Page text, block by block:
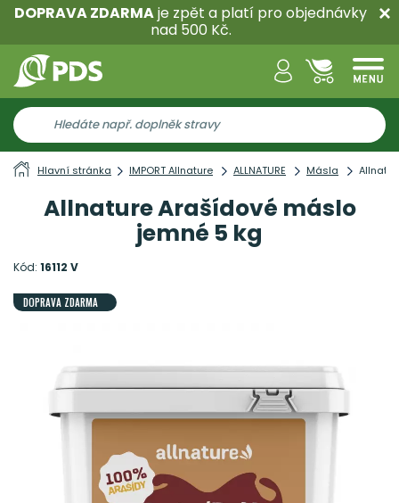
DOPRAVA ZDARMAje zpět a platí pro objednávky
nad 500 Kč.
Hlavní stránka IMPORT Allnature ALLNATURE Másla
Allnature Arašídové máslo
jemné 5 kg
Kód: 16112 V
DOPRAVA ZDARMA